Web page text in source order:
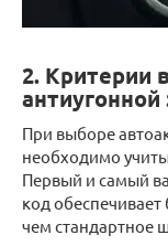
2. Критерии
При выборе
необходимо
Первый и самый
код
чем стандартное